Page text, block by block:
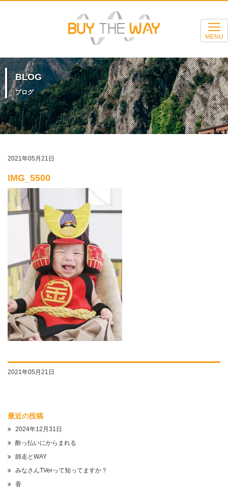
MENU
BLOG
ブログ
2021年05月21日
IMG_5500
2021年05月21日
最近の投稿
2024年12月31日
酔っ払いにからまれる
師走とWAY
みなさんTVerって知ってますか？
香